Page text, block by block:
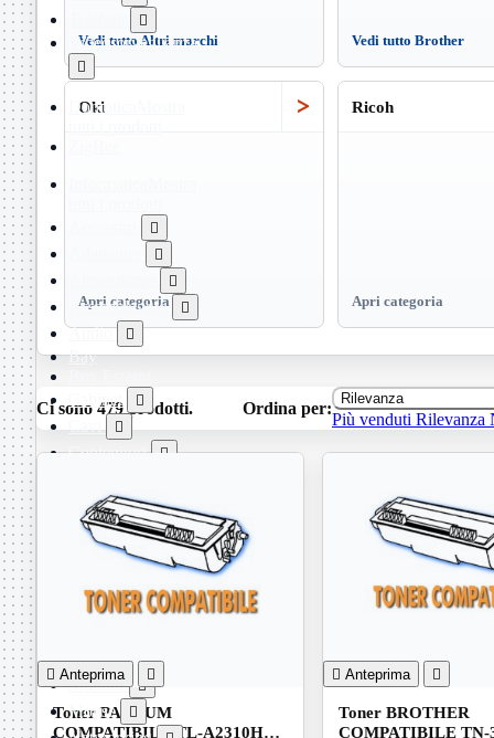

Videosorveglianza

Domotica



Assemblaggio 
Audio 
Bay
Cabinet

Cavi 
Contenitori 
Dissipatori 
Hard Disk 
Laboratorio 
MainBoard 
Masterizzatori 
Memorie

Monitor 
Mouse 
Vedi tutto Altri marchi Vedi tutto Brother
Oki >
Apri categoria
Ricoh
Apri categoria
Ci sono 479 prodotti. Ordina per: Rilevanza
Più venduti Rilevanza
 Anteprima 
Toner PANTUM
COMPATIBILE TL-A2310H
 Anteprima 
Toner BROTHER
COMPATIBILE TN-